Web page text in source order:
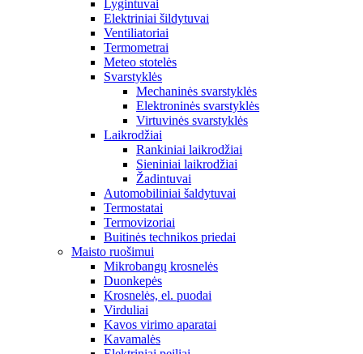
Lygintuvai
Elektriniai šildytuvai
Ventiliatoriai
Termometrai
Meteo stotelės
Svarstyklės
Mechaninės svarstyklės
Elektroninės svarstyklės
Virtuvinės svarstyklės
Laikrodžiai
Rankiniai laikrodžiai
Sieniniai laikrodžiai
Žadintuvai
Automobiliniai šaldytuvai
Termostatai
Termovizoriai
Buitinės technikos priedai
Maisto ruošimui
Mikrobangų krosnelės
Duonkepės
Krosnelės, el. puodai
Virduliai
Kavos virimo aparatai
Kavamalės